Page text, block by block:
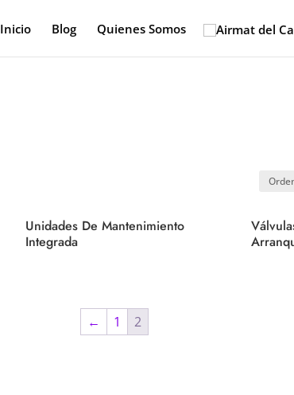
Inicio Blog Quienes Somos
Unidades De Mantenimiento
Integrada
← 1 2